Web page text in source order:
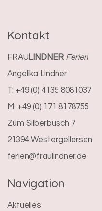
Kontakt
FRAU LINDNER Ferien
Angelika Lindner
T: +49 (0) 4135 8081037
M: +49 (0) 171 8178755
Zum Silberbusch 7
21394 Westergellersen
ferien@fraulindner.de
Navigation
Aktuelles